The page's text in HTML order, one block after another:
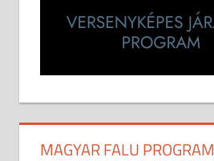
MAGYAR FALU PROGRAM